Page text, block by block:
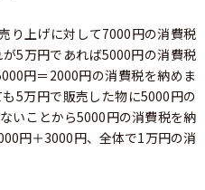
り上げに対して7000円の消費税
5万円であれば5000円の消費税
円＝2000円の消費税を納めま
5万円で販売した物に5000円の
いことから5000円の消費税を納
円＋3000円、全体で1万円の消